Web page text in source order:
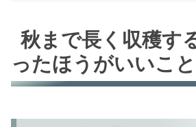
と
ナスは古い葉っぱを取り除
枝が垂れないようにひもで
肥料は…もちろんやってい
秋まで長く収穫す
ったほうがいいこと